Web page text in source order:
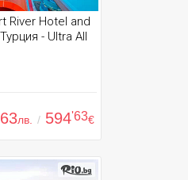
River Hotel and
- Ultra All
лв. / 594'63€